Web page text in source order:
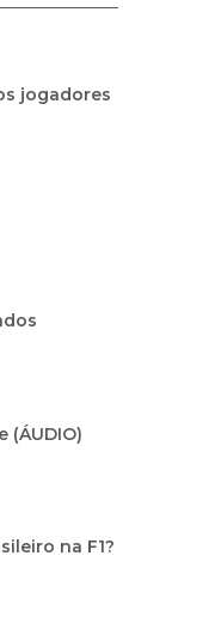
jogadores
(ÁUDIO)
na F1?